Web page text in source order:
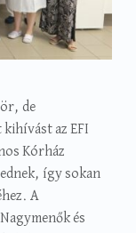
de
az EFI
Kórház
így sokan
A
és